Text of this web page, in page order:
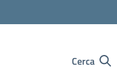
Cerca